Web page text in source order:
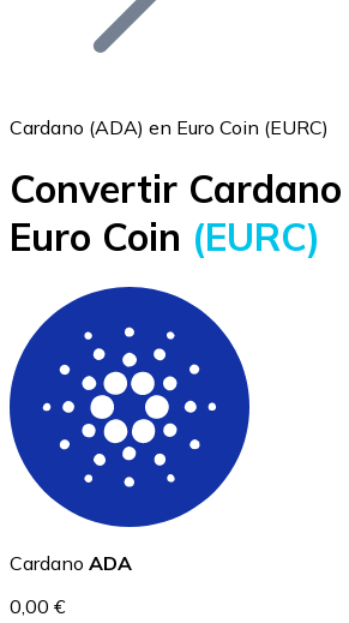
Bitcoin
BTC
Ethereum
ETH
Cardano (ADA) en Euro Coin (EURC)
Convertir Cardano
Euro Coin (EURC)
Cardano ADA
0,00 €